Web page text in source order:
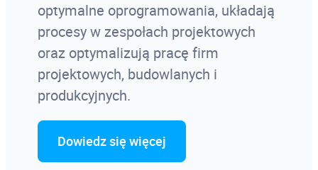
optymalne oprogramowania, układają
procesy w zespołach projektowych
oraz optymalizują pracę firm
projektowych, budowlanych i
produkcyjnych.
Dowiedz się więcej